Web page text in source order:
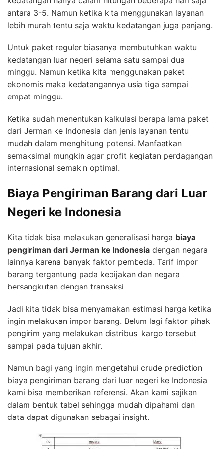
antara 3-5. Namun ketika kita menggunakan layanan
lebih murah tentu saja waktu kedatangan juga panjang.
Untuk paket reguler biasanya membutuhkan waktu
kedatangan luar negeri selama satu sampai dua
minggu. Namun ketika kita menggunakan paket
ekonomis maka kedatangannya usia tiga sampai
empat minggu.
Ketika sudah menentukan kalkulasi berapa lama paket
dari Jerman ke Indonesia dan jenis layanan tentu
mudah dalam menghitung potensi. Manfaatkan
semaksimal mungkin agar profit kegiatan perdagangan
internasional semakin optimal.
Biaya Pengiriman Barang dari Luar
Negeri ke Indonesia
Kita tidak bisa melakukan generalisasi harga biaya
pengiriman dari Jerman ke Indonesia dengan negara
lainnya karena banyak faktor pembeda. Tarif impor
barang tergantung pada kebijakan dan negara
bersangkutan dengan transaksi.
Jadi kita tidak bisa menyamakan estimasi harga ketika
ingin melakukan impor barang. Belum lagi faktor pihak
pengirim yang melakukan distribusi kargo tersebut
sampai pada tujuan akhir.
Namun bagi yang ingin mengetahui crude prediction
biaya pengiriman barang dari luar negeri ke Indonesia
kami bisa memberikan referensi. Akan kami sajikan
dalam bentuk tabel sehingga mudah dipahami dan
data dapat digunakan sebagai insight.